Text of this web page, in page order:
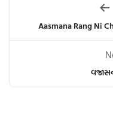
navigation
Aasmana Rang Ni